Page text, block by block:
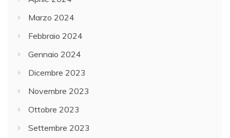
Marzo 2024
Febbraio 2024
Gennaio 2024
Dicembre 2023
Novembre 2023
Ottobre 2023
Settembre 2023